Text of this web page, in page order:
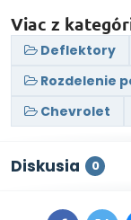
Viac z
Deflektory
Rozdelenie
Chevrolet
Diskusia 0